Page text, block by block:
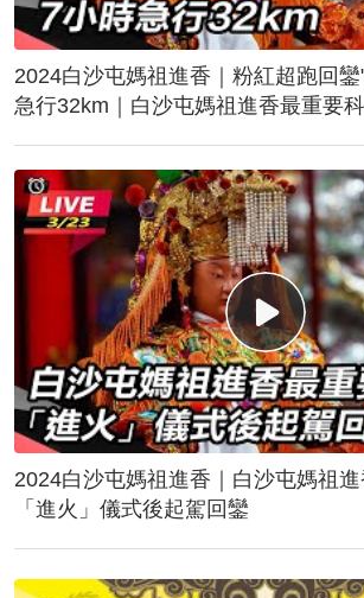
2024白沙屯媽祖進香｜粉紅超跑回
急行32km｜白沙屯媽祖進香最重要
2024白沙屯媽祖進香｜白沙屯媽祖進
「進火」儀式後起駕回鑾